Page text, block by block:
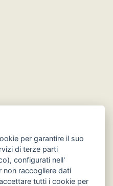
Sicile
per garantire il suo
di terze parti
configurati nell'
non raccogliere dati
tutti i cookie per